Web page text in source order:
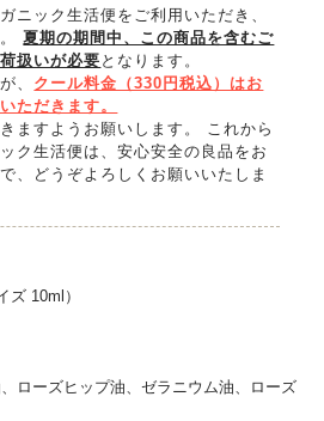
ニック生活便をご利用いただき、
。夏期の期間中、この商品を含むご
扱いが必要 となります。
、 クール料金（330円税込）はお
ただきます。
ますようお願いします。 これから
ク生活便は、安心安全の良品をお
、どうぞよろしくお願いいたしま
ズ 10ml）
ローズヒップ油、ゼラニウム油、ローズ